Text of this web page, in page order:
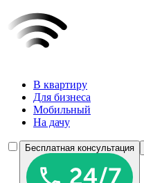
В квартиру
Для бизнеса
Мобильный
На дачу
Бесплатная консультация